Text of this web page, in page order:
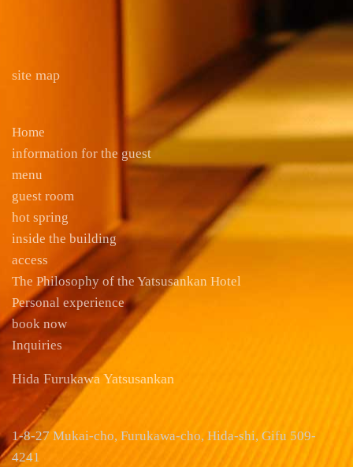
site map
Home
information for the guest
menu
guest room
hot spring
inside the building
access
The Philosophy of the Yatsusankan Hotel
Personal experience
book now
Inquiries
Hida Furukawa Yatsusankan
1-8-27 Mukai-cho, Furukawa-cho, Hida-shi, Gifu 509-
4241